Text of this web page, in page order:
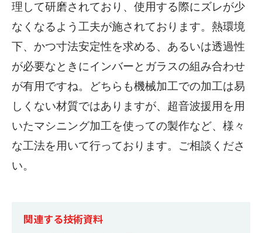
理して研磨されており、使用する際にズレが少
なくなるよう工夫が施されております。熱環境
下、かつ寸法安定性を求める、あるいは透過性
が必要なときにインバーとガラスの組み合わせ
が有用ですね。どちらも機械加工での加工は易
しくない材質ではありますが、超音波援用を用
いたマシニング加工を使っての製作など、様々
な工法を用いて行っております。ご相談くださ
い。
関連する技術資料